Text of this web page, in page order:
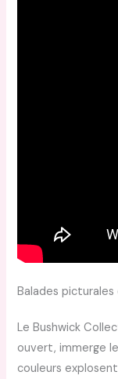
Balades
Le Bushwick
ouvert, immerge
couleurs